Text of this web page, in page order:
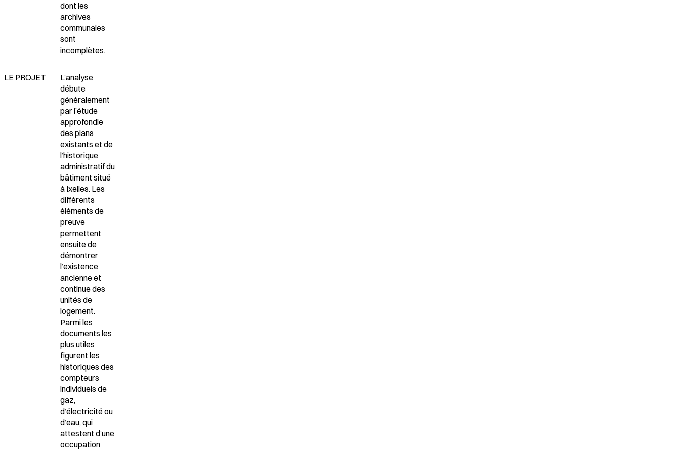
dont les
archives
communales
sont
incomplètes.
LE PROJET
L’analyse
débute
généralement
par l’étude
approfondie
des plans
existants et de
l’historique
administratif du
bâtiment situé
à Ixelles. Les
différents
éléments de
preuve
permettent
ensuite de
démontrer
l’existence
ancienne et
continue des
unités de
logement.
Parmi les
documents les
plus utiles
figurent les
historiques des
compteurs
individuels de
gaz,
d’électricité ou
d’eau, qui
attestent d’une
occupation